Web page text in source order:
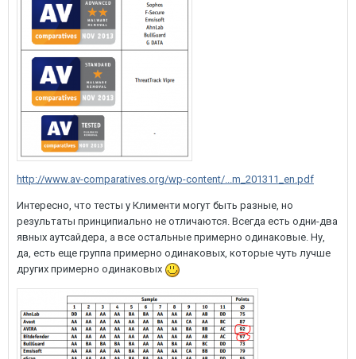
http://www.av-comparatives.org/wp-content/...m_201311_en.pdf
Интересно, что тесты у Клименти могут быть разные, но
результаты принципиально не отличаются. Всегда есть одни-два
явных аутсайдера, а все остальные примерно одинаковые. Ну,
да, есть еще группа примерно одинаковых, которые чуть лучше
других примерно одинаковых